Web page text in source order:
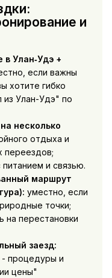
и
в Улан‑Удэ +
если важны
хотите гибко
из Улан-Удэ" по
несколько
отдыха и
переездов;
и связью.
маршрут
уместно, если
точки;
на перестановки
заезд:
- процедуры и
цены"